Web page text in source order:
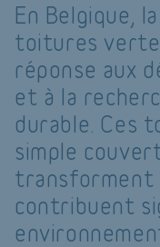
En Belgique,
toitures
réponse aux
et à la
durable. Ces
simple
transforment
contribuent